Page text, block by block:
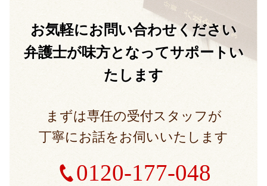
お気軽にお問い合わせください
弁護士が味方となってサポートい
たします
まずは専任の受付スタッフが
丁寧にお話をお伺いいたします
0120-177-048